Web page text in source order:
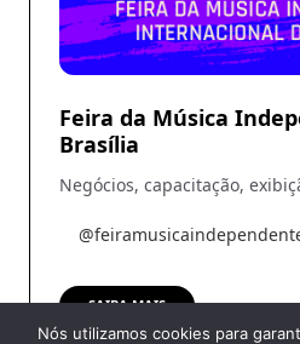
Feira da Música
Brasília
Negócios, capacitação,
SAIBA MAIS
Nós utilizamos cookies para